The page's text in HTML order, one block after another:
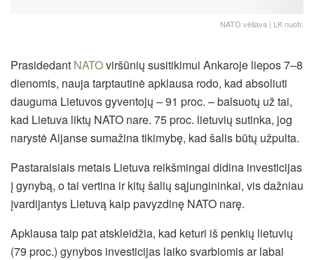
NATO vėliava | LK nuotr.
Prasidedant NATOviršūnių susitikimui Ankaroje liepos 7–8
dienomis, nauja tarptautinė apklausa rodo, kad absoliuti
dauguma Lietuvos gyventojų – 91 proc. – balsuotų už tai,
kad Lietuva liktų NATO nare. 75 proc. lietuvių sutinka, jog
narystė Aljanse sumažina tikimybę, kad šalis būtų užpulta.
Pastaraisiais metais Lietuva reikšmingai didina investicijas
į gynybą, o tai vertina ir kitų šalių sąjungininkai, vis dažniau
įvardijantys Lietuvą kaip pavyzdinę NATO narę.
Apklausa taip pat atskleidžia, kad keturi iš penkių lietuvių
(79 proc.) gynybos investicijas laiko svarbiomis ar labai